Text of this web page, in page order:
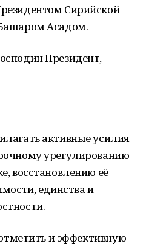
Сирийской
Асадом.
Президент,
активные усилия
урегулированию
восстановлению её
единства и
и эффективную